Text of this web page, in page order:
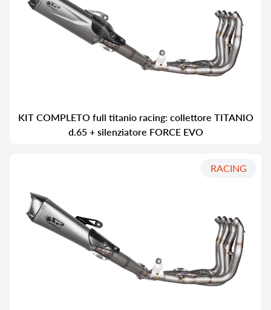
KIT COMPLETO full titanio racing: collettore TITANIO
d.65 + silenziatore FORCE EVO
RACING